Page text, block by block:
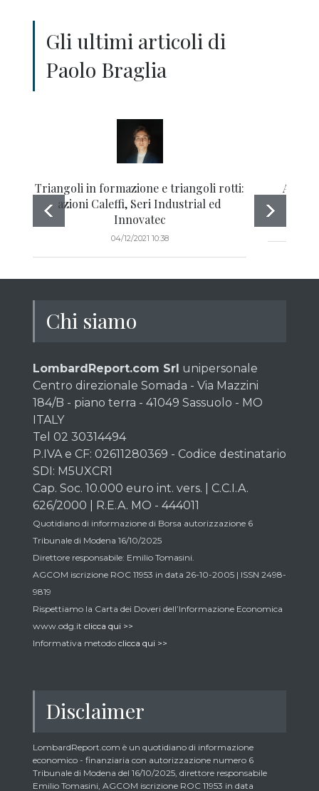
Gli ultimi articoli di
Paolo Braglia
Triangoli in formazione e triangoli rotti:
azioni Caleffi, Seri Industrial ed
Innovatec
04/12/2021 10:38
Azioni
Chi siamo
LombardReport.com Srl unipersonale
Centro direzionale Somada - Via Mazzini
184/B - piano terra - 41049 Sassuolo - MO
ITALY
Tel 02 30314494
P.IVA e CF: 02611280369 - Codice destinatario
SDI: M5UXCR1
Cap. Soc. 10.000 euro int. vers. | C.C.I.A.
626/2000 | R.E.A. MO - 444011
Quotidiano di informazione di Borsa autorizzazione 6
Tribunale di Modena 16/10/2025
Direttore responsabile: Emilio Tomasini.
AGCOM iscrizione ROC 11953 in data 26-10-2005 | ISSN 2498-
9819
Rispettiamo la Carta dei Doveri dell’Informazione Economica
www.odg.it clicca qui >>
Informativa metodo clicca qui >>
Disclaimer
LombardReport.com è un quotidiano di informazione
economico - finanziaria con autorizzazione numero 6
Tribunale di Modena del 16/10/2025, direttore responsabile
Emilio Tomasini, AGCOM iscrizione ROC 11953 in data